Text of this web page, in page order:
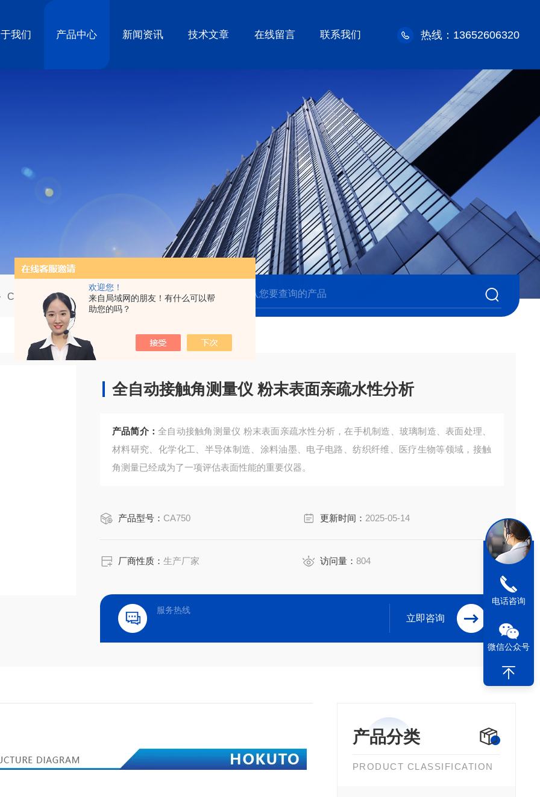
欢迎您！
来自局域网的朋友！有什么可以帮
助您的吗？
我们 产品中心 新闻资讯 技术文章 在线留言 联系我们 热线：13652606320
CA700全自动多点光学接触角测量仪 CA750全自动接触角测量仪 粉末表面亲疏水性分析
全自动接触角测量仪 粉末表面亲疏水性分析
产品简介：全自动接触角测量仪 粉末表面亲疏水性分析，在手机制造、玻璃制造、表面处理、
材料研究、化学化工、半导体制造、涂料油墨、电子电路、纺织纤维、医疗生物等领域，接触
角测量已经成为了一项评估表面性能的重要仪器。
产品型号： CA750 更新时间： 2025-05-14
厂商性质：生产厂家 访问量：804
服务热线
立即咨询
产品分类
PRODUCT CLASSIFICATION
电话咨询
微信公众号